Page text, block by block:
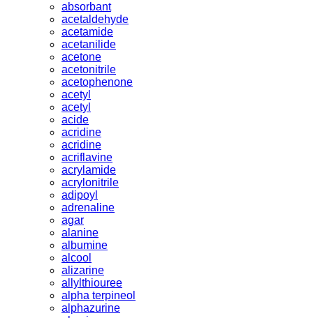
absorbant
acetaldehyde
acetamide
acetanilide
acetone
acetonitrile
acetophenone
acetyl
acetyl
acide
acridine
acridine
acriflavine
acrylamide
acrylonitrile
adipoyl
adrenaline
agar
alanine
albumine
alcool
alizarine
allylthiouree
alpha terpineol
alphazurine